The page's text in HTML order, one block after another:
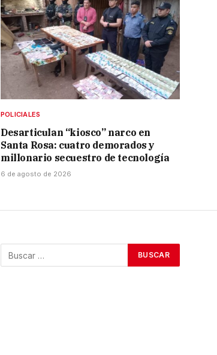
POLICIALES
Desarticulan “kiosco” narco en
Santa Rosa: cuatro demorados y
millonario secuestro de tecnología
6 de agosto de 2026